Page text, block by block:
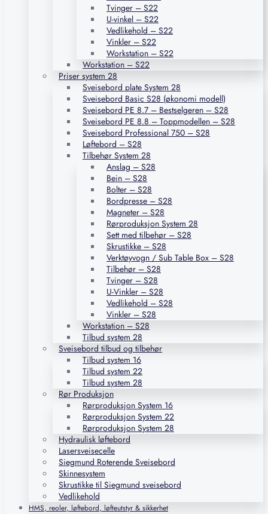
Tvinger – S22
U-vinkel – S22
Vedlikehold – S22
Vinkler – S22
Workstation – S22
Workstation – S22
Priser system 28
Sveisebord plate System 28
Sveisebord Basic S28 (økonomi modell)
Sveisebord PE 8.7 – Bestselgeren – S28
Sveisebord PE 8.8 – Toppmodellen – S28
Sveisebord Professional 750 – S28
Løftebord – S28
Tilbehør System 28
Anslag – S28
Bein – S28
Bolter – S28
Bordpresse – S28
Magneter – S28
Rørproduksjon System 28
Sett med tilbehør – S28
Skrustikke – S28
Verktøyvogn / Sub Table Box – S28
Tilbehør – S28
Tvinger – S28
U-Vinkler – S28
Vedlikehold – S28
Vinkler – S28
Workstation – S28
Tilbud system 28
Sveisebord tilbud og tilbehør
Tilbud system 16
Tilbud system 22
Tilbud system 28
Rør Produksjon
Rørproduksjon System 16
Rørproduksjon System 22
Rørproduksjon System 28
Hydraulisk løftebord
Lasersveisecelle
Siegmund Roterende Sveisebord
Skinnesystem
Skrustikke til Siegmund sveisebord
Vedlikehold
HMS, reoler, løftebord, løfteutstyr & sikkerhet